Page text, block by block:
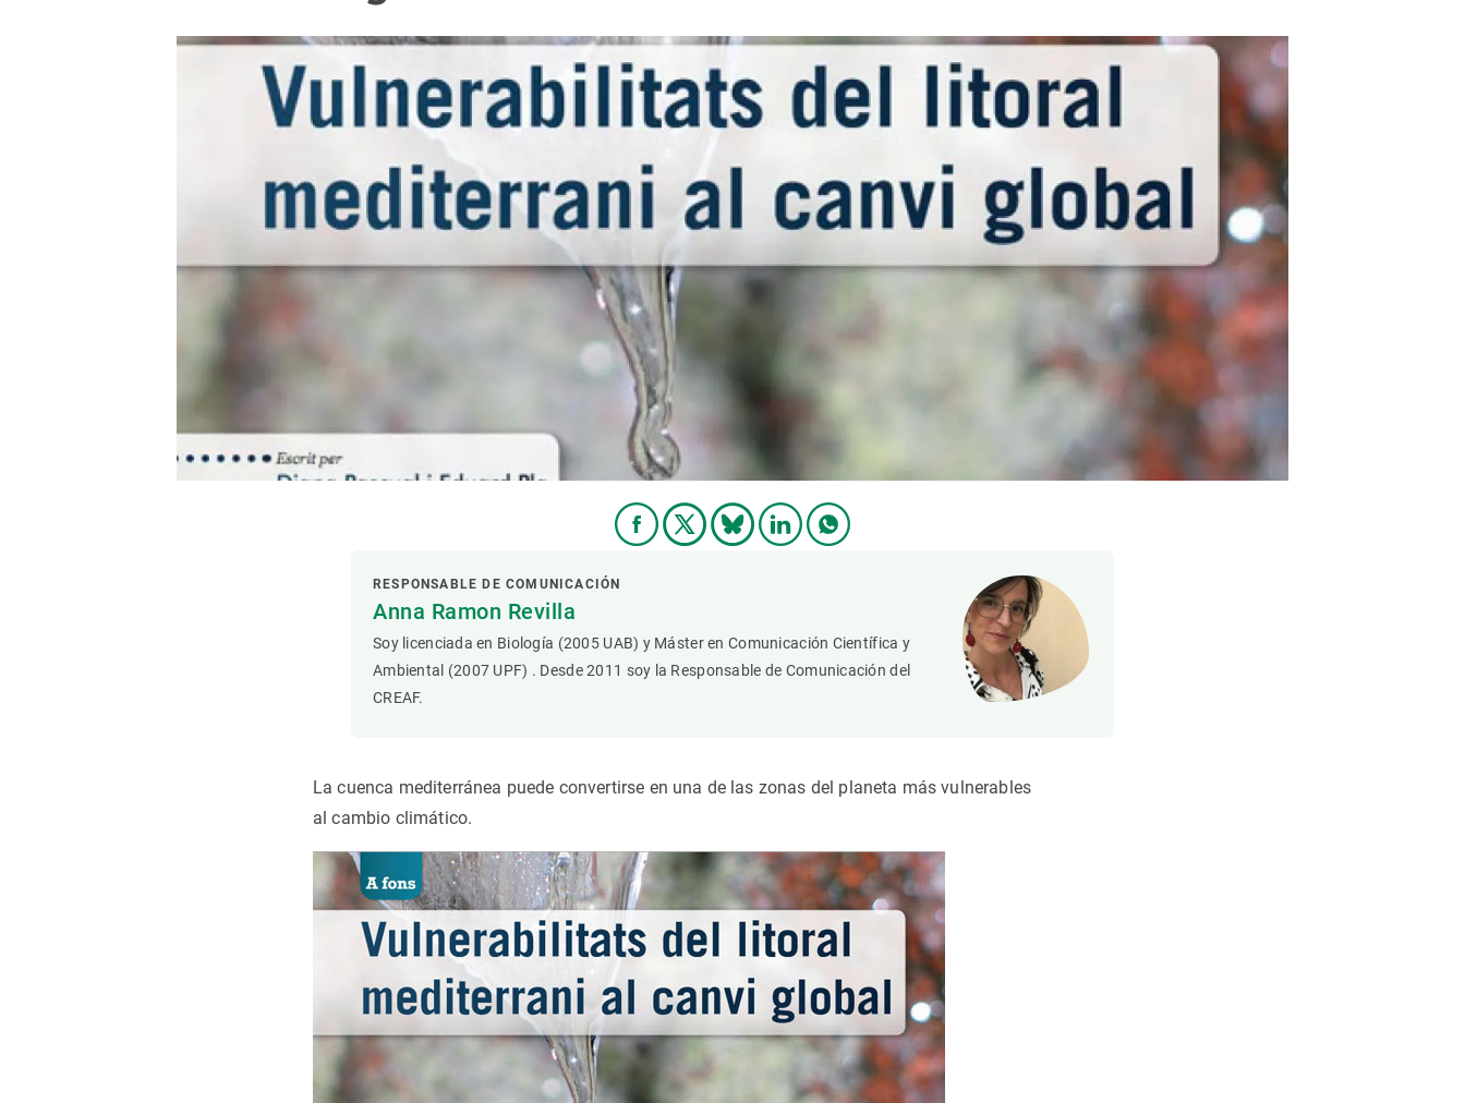
RESPONSABLE DE COMUNICACIÓN
Anna Ramon Revilla
Soy licenciada en Biología (2005 UAB) y Máster en Comunicación Científica y
Ambiental (2007 UPF) . Desde 2011 soy la Responsable de Comunicación del
CREAF.
La cuenca mediterránea puede convertirse en una de las zonas del planeta más vulnerables
al cambio climático.
Equidad, Diversidad e Inclusión (EDI)
Temas transversales
Publicaciones
Synthesis Actions
Programa de másteres y doctorado
Visitante o sabático
Seminarios y actividades internas
Te ofrecemos formación
Cambio global
Funcionamiento de los ecosistemas